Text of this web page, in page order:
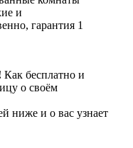
и
гарантия 1
Как бесплатно и
о своём
ниже и о вас узнает